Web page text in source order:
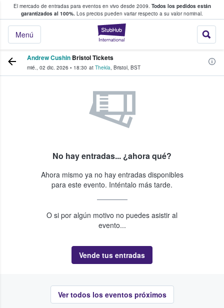
El mercado de entradas para eventos en vivo desde 2009. Todos los pedidos están
garantizados al 100%. Los precios pueden variar respecto a su valor nominal.
StubHub:
Menú
y venta de entradas entre fans
Andrew Cushin Bristol Tickets
mié., 02 dic. 2026 • 18:30 at Thekla, Bristol, BST
No hay entradas... ¿ahora qué?
Ahora mismo ya no hay entradas disponibles
para este evento. Inténtalo más tarde.
O si por algún motivo no puedes asistir al
evento...
Vende tus entradas
Ver todos los eventos próximos